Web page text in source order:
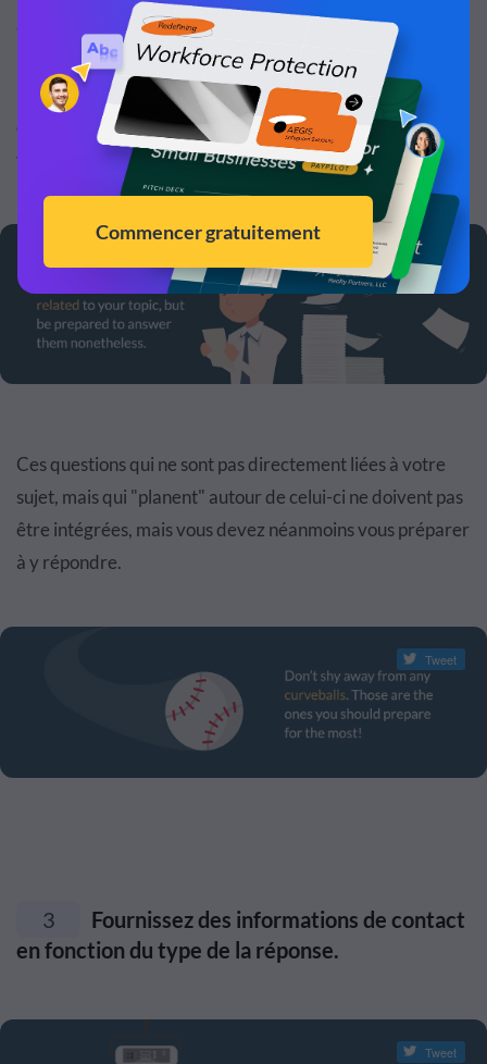
Cela prendra-t-il du temps de vous assurer de conserver
le flux de votre discours original ? Oui. Cependant,
négliger d'ajouter ces informations sera un signal
d'alarme pour le public et peut peut-être indiquer que
vous n'êtes pas l'expert que vous prétendez être.
Tweet
Ces questions qui ne sont pas directement liées à votre
sujet, mais qui "planent" autour de celui-ci ne doivent pas
être intégrées, mais vous devez néanmoins vous préparer
à y répondre.
Tweet
3
Fournissez des informations de contact
en fonction du type de la réponse.
Tweet